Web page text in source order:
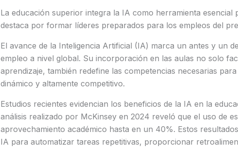
La educación superior integra la IA como herramienta esencial
destaca por formar líderes preparados para los empleos del
El avance de la Inteligencia Artificial (IA) marca un antes y un
empleo a nivel global. Su incorporación en las aulas no solo
aprendizaje, también redefine las competencias necesarias
dinámico y altamente competitivo.
Estudios recientes evidencian los beneficios de la IA en la
análisis realizado por McKinsey en 2024 reveló que el uso de
aprovechamiento académico hasta en un 40%. Estos
IA para automatizar tareas repetitivas, proporcionar